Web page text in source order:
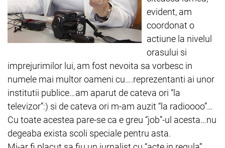
evident, am
coordonat o
actiune la nivelul
orasului si
imprejurimilor lui, am fost nevoita sa vorbesc in
numele mai multor oameni cu….reprezentanti ai unor
institutii publice…am aparut de cateva ori “la
televizor”:) si de cateva ori m-am auzit “la radioooo”…
Cu toate acestea pare-se ca e greu “job”-ul acesta…nu
degeaba exista scoli speciale pentru asta.